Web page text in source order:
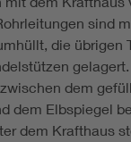
sind
die übrigen
dem
dem Elbspiegel
dem Krafthaus